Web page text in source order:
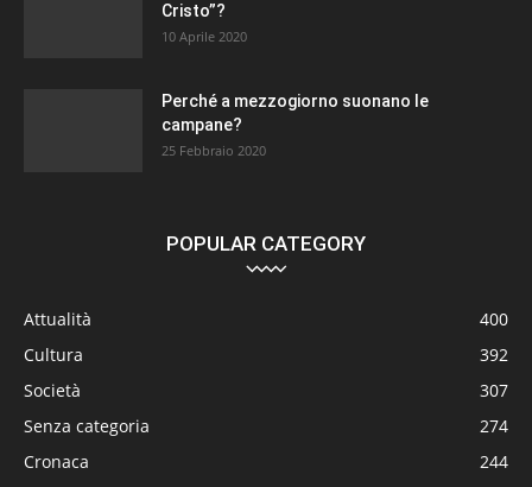
Cristo”?
10 Aprile 2020
Perché a mezzogiorno suonano le
campane?
25 Febbraio 2020
POPULAR CATEGORY
Attualità
400
Cultura
392
Società
307
Senza categoria
274
Cronaca
244